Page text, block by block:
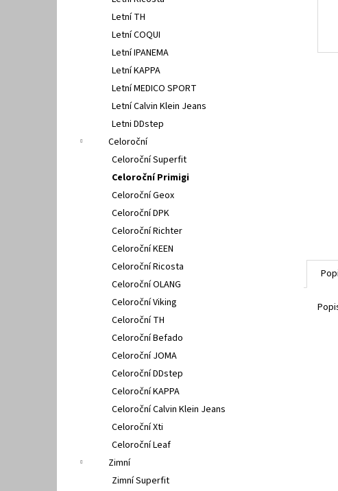
Letní TH
Letní COQUI
Letní IPANEMA
Letní KAPPA
Letní MEDICO SPORT
Letní Calvin Klein Jeans
Letni DDstep
Celoroční
Celoroční Superfit
Celoroční Primigi
Celoroční Geox
Celoroční DPK
Celoroční Richter
Celoroční KEEN
Celoroční Ricosta
Celoroční OLANG
Celoroční Viking
Celoroční TH
Celoroční Befado
Celoroční JOMA
Celoroční DDstep
Celoroční KAPPA
Celoroční Calvin Klein Jeans
Celoroční Xti
Celoroční Leaf
Zimní
Zimní Superfit